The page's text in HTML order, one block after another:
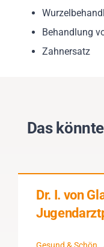
Behandlung
Zahnersatz
Das
Dr. I. von